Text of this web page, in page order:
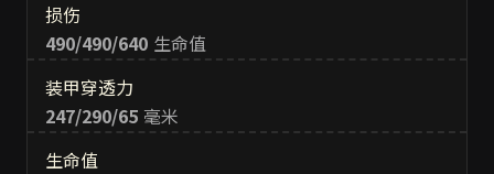
损伤
490/490/640 生命值
装甲穿透力
247/290/65 毫米
生命值